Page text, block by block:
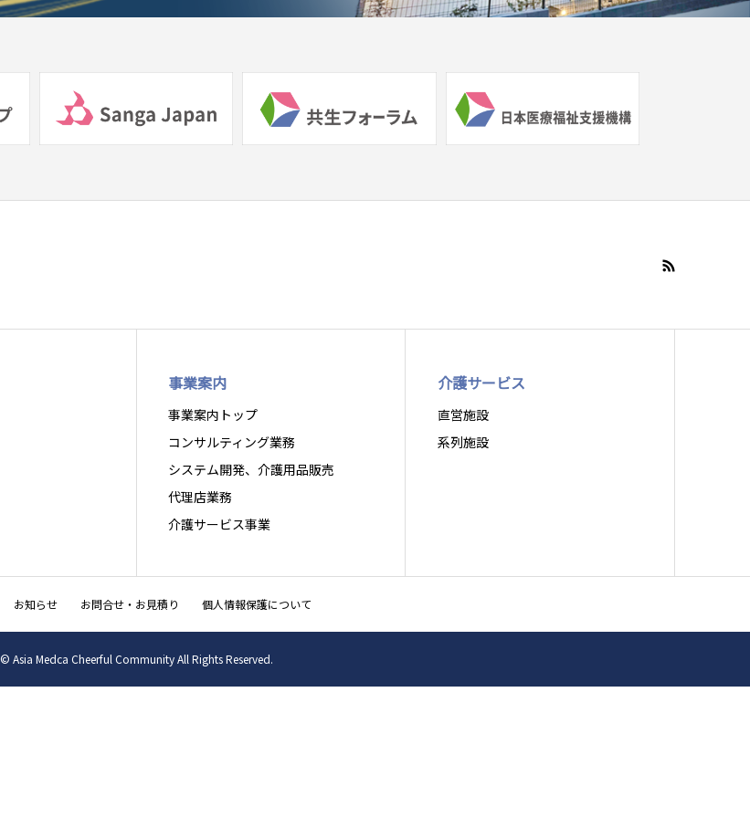
事業案内
事業案内トップ
コンサルティング業務
システム開発、介護用品販売
代理店業務
介護サービス事業
介護サービス
直営施設
系列施設
お知らせ お問合せ・お見積り 個人情報保護について
© Asia Medca Cheerful Community All Rights Reserved.